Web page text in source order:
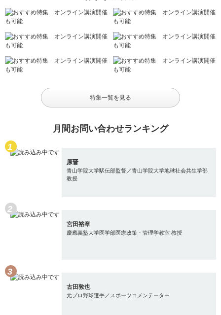
特集一覧を見る
月間お問い合わせランキング
原晋
青山学院大学駅伝部監督／青山学院大学地球社会共生学部
教授
宮田裕章
慶應義塾大学医学部医療政策・管理学教室 教授
古田敦也
元プロ野球選手／スポーツコメンテーター